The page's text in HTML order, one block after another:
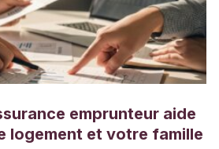
emprunteur aide
logement et votre famille